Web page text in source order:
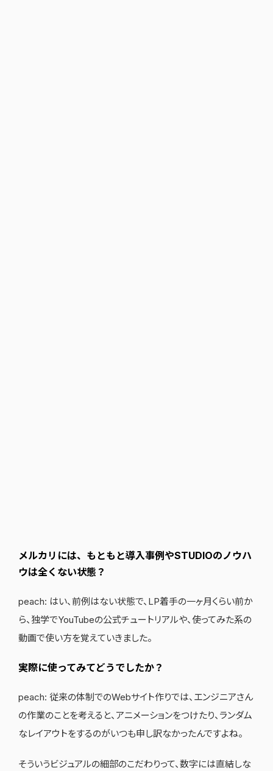
メルカリには、もともと導入事例やSTUDIOのノウハ
ウは全くない状態？
peach: はい、前例はない状態で、LP着手の一ヶ月くらい前か
ら、独学でYouTubeの公式チュートリアルや、使ってみた系の
動画で使い方を覚えていきました。
実際に使ってみてどうでしたか？
peach: 従来の体制でのWebサイト作りでは、エンジニアさん
の作業のことを考えると、アニメーションをつけたり、ランダム
なレイアウトをするのがいつも申し訳なかったんですよね。
そういうビジュアルの細部のこだわりって、数字には直結しな